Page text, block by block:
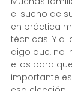
el sueño de
en práctica
técnicas. Y a
digo que, no
ellos para
importante